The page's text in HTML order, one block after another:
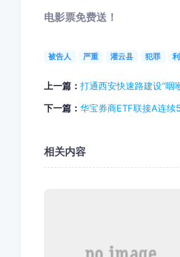
电影票免费送！
被告人 严重 灌云县 犯罪
上一篇： 打通西安快速路建设“咽
下一篇： 华宝券商ETF联接A连
相关内容